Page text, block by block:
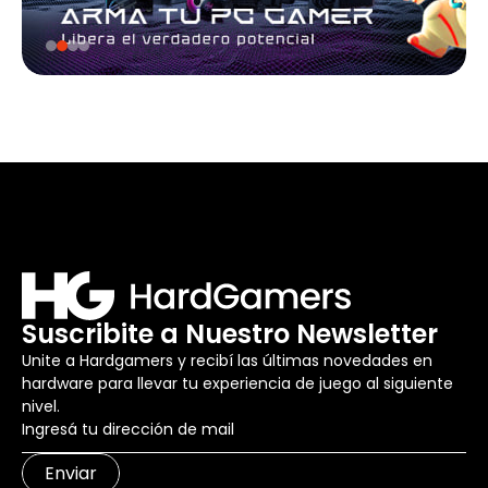
Suscribite a Nuestro Newsletter
Unite a Hardgamers y recibí las últimas novedades en
hardware para llevar tu experiencia de juego al siguiente
nivel.
Enviar